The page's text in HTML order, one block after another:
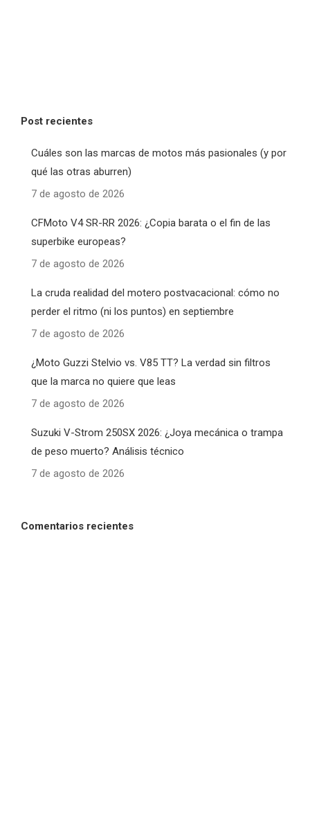
Post recientes
Cuáles son las marcas de motos más pasionales (y por
qué las otras aburren)
7 de agosto de 2026
CFMoto V4 SR-RR 2026: ¿Copia barata o el fin de las
superbike europeas?
7 de agosto de 2026
La cruda realidad del motero postvacacional: cómo no
perder el ritmo (ni los puntos) en septiembre
7 de agosto de 2026
¿Moto Guzzi Stelvio vs. V85 TT? La verdad sin filtros
que la marca no quiere que leas
7 de agosto de 2026
Suzuki V-Strom 250SX 2026: ¿Joya mecánica o trampa
de peso muerto? Análisis técnico
7 de agosto de 2026
Comentarios recientes